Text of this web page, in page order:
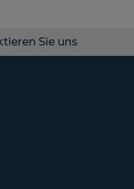
Sie uns